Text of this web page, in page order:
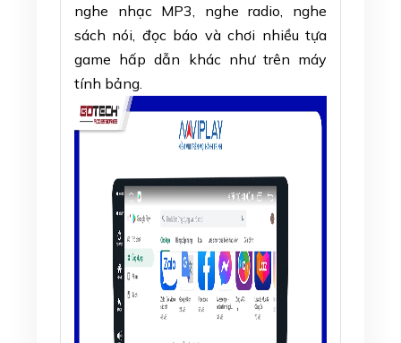
nghe nhạc MP3, nghe radio, nghe
sách nói, đọc báo và chơi nhiều tựa
game hấp dẫn khác như trên máy
tính bảng.